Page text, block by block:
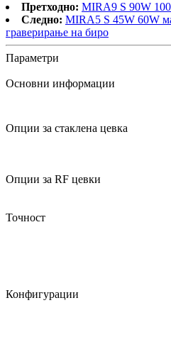
Претходно: MIRA9 S 90W
Следно: MIRA5 S 45W 60W
граверирање на биро
Параметри
Основни информации
Опции за стаклена цевка
Опции за RF цевки
Точност
Конфигурации